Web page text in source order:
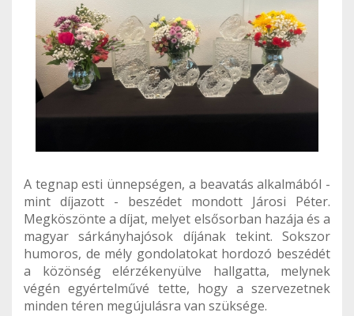
A tegnap esti ünnepségen, a beavatás alkalmából -
mint díjazott - beszédet mondott Járosi Péter.
Megköszönte a díjat, melyet elsősorban hazája és a
magyar sárkányhajósok díjának tekint. Sokszor
humoros, de mély gondolatokat hordozó beszédét
a közönség elérzékenyülve hallgatta, melynek
végén egyértelművé tette, hogy a szervezetnek
minden téren megújulásra van szüksége.